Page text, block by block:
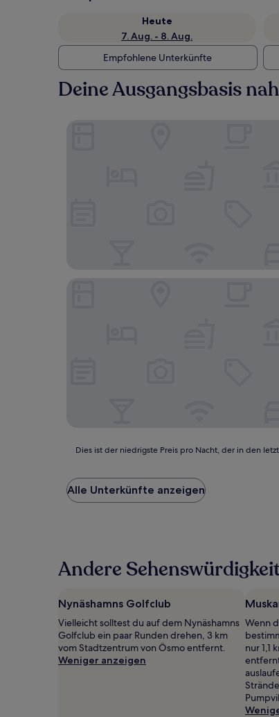
Heute
7. Aug. - 8. Aug.
Empfohlene Unterkünfte
Deine Ausgangsbasis
Dies
der
niedrigste
Preis
den
letzten
für
einen
Aufenthalt
mit
1 Übernachtung
von
Dies ist der niedrigste Preis pro Nacht, der in den
Alle Unterkünfte anzeigen
Andere
Nynäshamns Golfclub
Vielleicht solltest du auf dem Nynäshamns
Golfclub ein paar Runden drehen, 3 km
vom Stadtzentrum von Ösmo entfernt.
Weniger anzeigen
Wenn
nur 1,1